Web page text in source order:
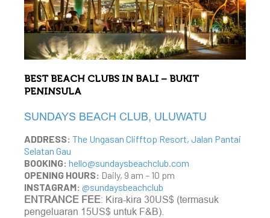
BEST BEACH CLUBS IN BALI – BUKIT
PENINSULA
SUNDAYS BEACH CLUB, ULUWATU
ADDRESS: The Ungasan Clifftop Resort, Jalan Pantai
Selatan Gau
BOOKING: hello@sundaysbeachclub.com
OPENING HOURS: Daily, 9 am – 10 pm
INSTAGRAM: @sundaysbeachclub
ENTRANCE FEE: Kira-kira 30US$ (termasuk
pengeluaran 15US$ untuk F&B).